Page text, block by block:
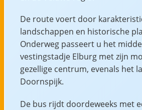
De route voert door
landschappen en historische
Onderweg passeert u het
vestingstadje Elburg met zijn
gezellige centrum, evenals het
Doornspijk.
De bus rijdt doordeweeks met